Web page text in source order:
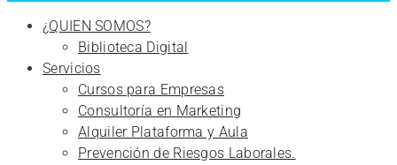
¿QUIEN SOMOS?
Biblioteca Digital
Servicios
Cursos para Empresas
Consultoría en Marketing
Alquiler Plataforma y Aula
Prevención de Riesgos Laborales.